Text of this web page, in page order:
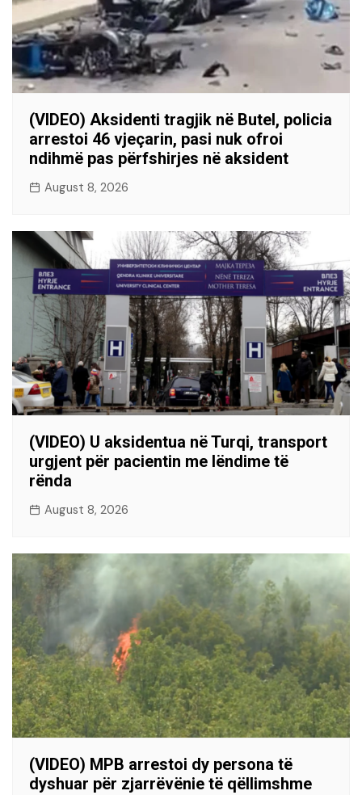
(VIDEO) Aksidenti tragjik në Butel, policia
arrestoi 46 vjeçarin, pasi nuk ofroi
ndihmë pas përfshirjes në aksident
August 8, 2026
(VIDEO) U aksidentua në Turqi, transport
urgjent për pacientin me lëndime të
rënda
August 8, 2026
(VIDEO) MPB arrestoi dy persona të
dyshuar për zjarrëvënie të qëllimshme